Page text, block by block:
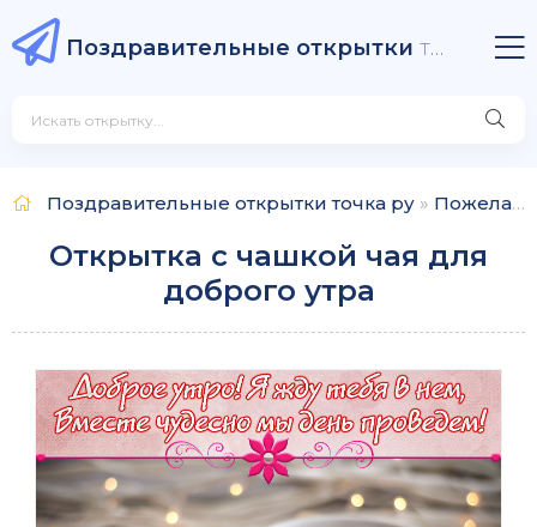
Поздравительные открытки точка ру
Поздравительные открытки точка ру » Пожелания
Открытка с чашкой чая для
доброго утра